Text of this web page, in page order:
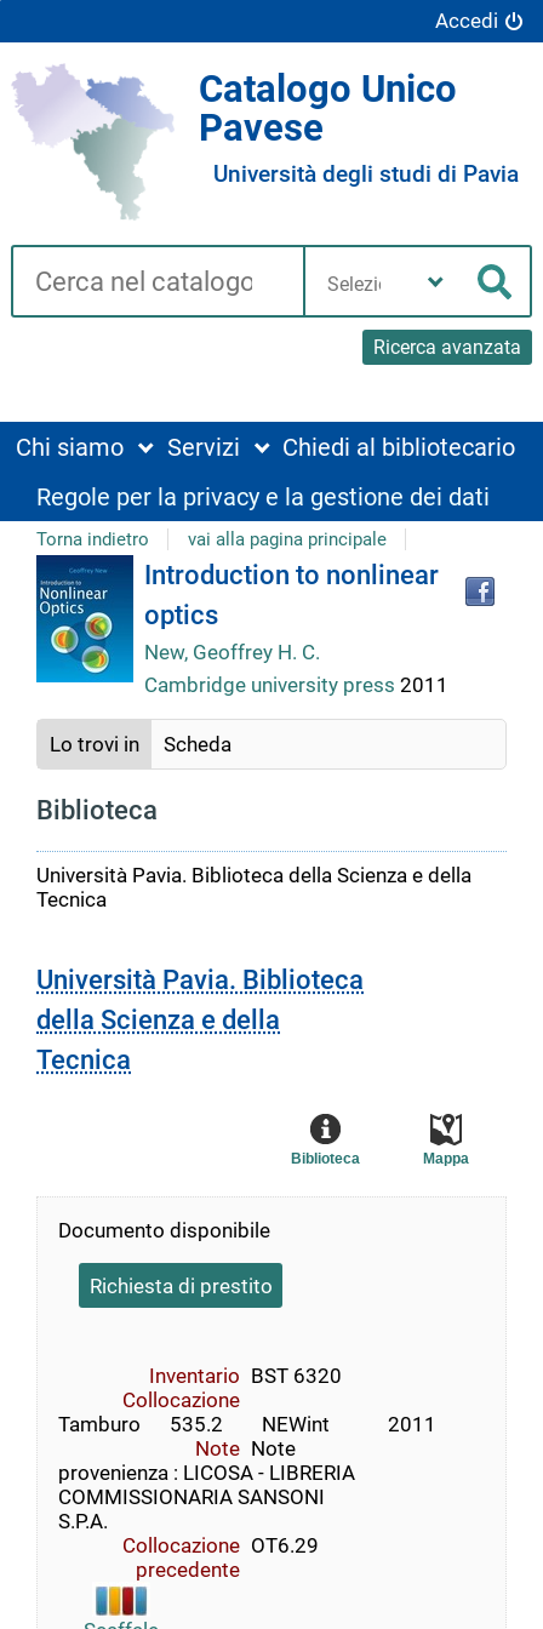
Accedi
Catalogo Unico
Pavese
Università degli studi di Pavia
Cerca su "Catalogo"
Ricerca avanzata
biblioteca
Chi siamo Servizi
Chiedi al bibliotecario
Regole per la privacy e la gestione dei dati
Torna indietro vai alla pagina principale
Dettaglio
del
documento
Introduction to nonlinear
optics
New, Geoffrey H. C.
Cambridge university press 2011
Lo trovi in Scheda
Biblioteca
Università Pavia. Biblioteca della Scienza e della
Tecnica
Università Pavia. Biblioteca
della Scienza e della
Tecnica
Mappa
Biblioteca
Documento disponibile
Richiesta di prestito
Inventario BST 6320
Collocazione
Tamburo      535.2        NEWint            2011
Note Note
provenienza : LICOSA - LIBRERIA
COMMISSIONARIA SANSONI
S.P.A.
Collocazione
precedente
OT6.29